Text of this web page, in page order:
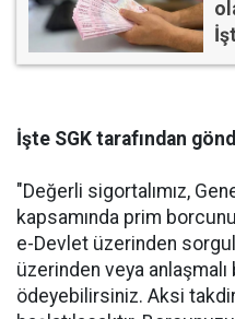
İşte SGK tarafından
"Değerli sigortalımız,
kapsamında prim
e-Devlet üzerinden
üzerinden veya anlaşmalı
ödeyebilirsiniz. Aksi